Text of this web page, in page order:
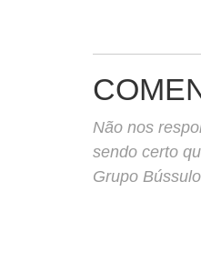
Não nos
sendo certo
Grupo